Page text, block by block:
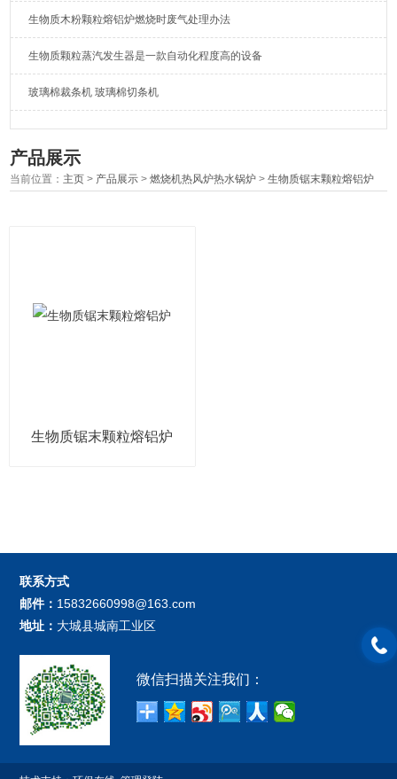
生物质木粉颗粒熔铝炉燃烧时废气处理办法
生物质颗粒蒸汽发生器是一款自动化程度高的设备
玻璃棉裁条机 玻璃棉切条机
产品展示
当前位置： 主页 > 产品展示 >燃烧机热风炉热水锅炉 >生物质锯末颗粒熔铝炉
生物质锯末颗粒熔铝炉
联系方式
邮件： 15832660998@163.com
地址： 大城县城南工业区
微信扫描关注我们：